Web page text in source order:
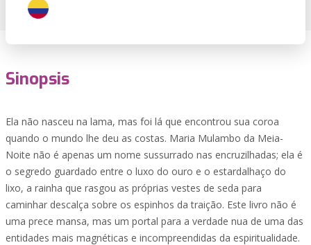
Sinopsis
Ela não nasceu na lama, mas foi lá que encontrou sua coroa
quando o mundo lhe deu as costas. Maria Mulambo da Meia-
Noite não é apenas um nome sussurrado nas encruzilhadas; ela é
o segredo guardado entre o luxo do ouro e o estardalhaço do
lixo, a rainha que rasgou as próprias vestes de seda para
caminhar descalça sobre os espinhos da traição. Este livro não é
uma prece mansa, mas um portal para a verdade nua de uma das
entidades mais magnéticas e incompreendidas da espiritualidade.